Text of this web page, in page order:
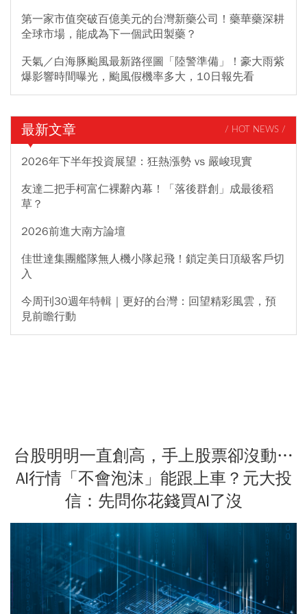
第一家市值突破百億美元的台灣新藥公司！藥華藥深耕
全球市場，能成為下一個武田製藥？
天氣／白海豚颱風最新路徑圖「陸警準備」！豪大雨紫
爆影響時間曝光，颱風假機率多大，10日報先看
最新文章 / HOT NEWS /
2026年下半年投資展望：狂熱漲勢 vs 嚴峻現實
友達二把手柯富仁裸辭內幕！「落後群創」成最後稻
草？
2026前進大南方論壇
佳世達集團艦隊無人機小隊起飛！鎖定美日頂級客戶切
入
今周刊30週年特輯｜更好的台灣：回望精彩風雲，預
見前瞻行動
台股明明一直創高，手上股票卻沒動…
AI行情「不會泡沫」能跟上車？元大投
信：先問你花錢買AI了沒